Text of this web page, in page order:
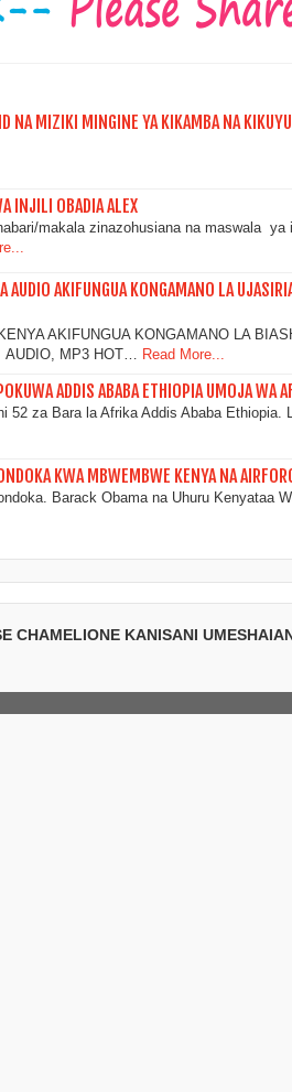
NA MIZIKI MINGINE YA KIKAMBA NA KIKUYU
INJILI OBADIA ALEX
makala zinazohusiana na maswala ya
AUDIO AKIFUNGUA KONGAMANO LA
AKIFUNGUA KONGAMANO LA
AUDIO, MP3 HOT… Read More...
ADDIS ABABA ETHIOPIA UMOJA WA
52 za Bara la Afrika Addis Ababa Ethiopia.
KWA MBWEMBWE KENYA NA
Barack Obama na Uhuru Kenyataa
CHAMELIONE KANISANI